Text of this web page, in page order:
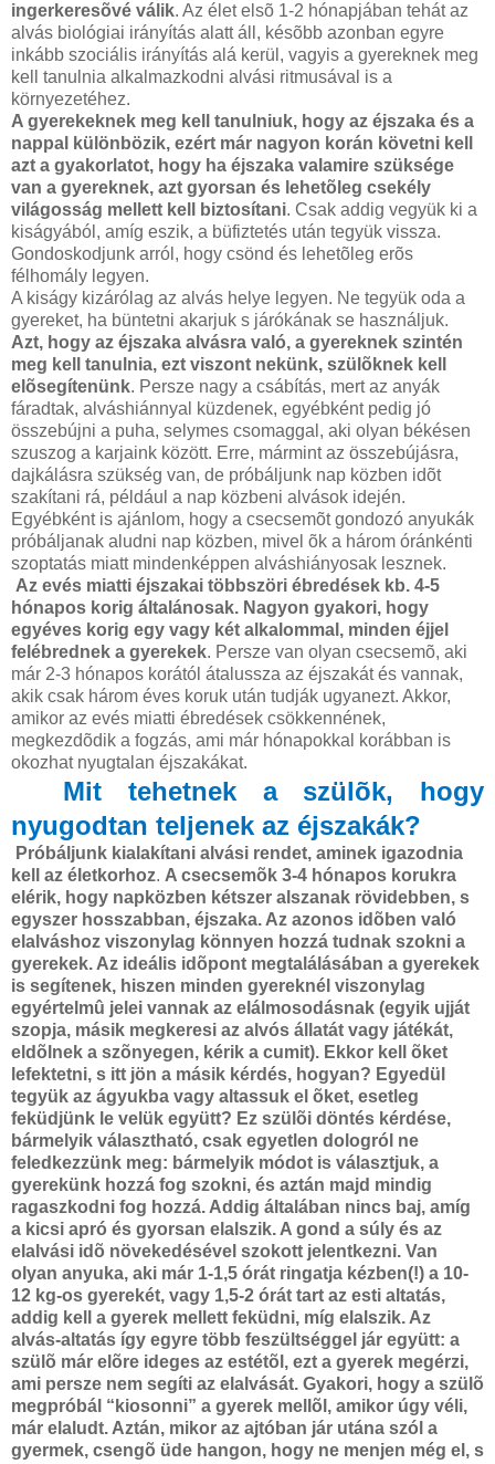
ingerkeresõvé válik. Az élet elsõ 1-2 hónapjában tehát az
alvás biológiai irányítás alatt áll, késõbb azonban egyre
inkább szociális irányítás alá kerül, vagyis a gyereknek meg
kell tanulnia alkalmazkodni alvási ritmusával is a
környezetéhez.
A gyerekeknek meg kell tanulniuk, hogy az éjszaka és a
nappal különbözik, ezért már nagyon korán követni kell
azt a gyakorlatot, hogy ha éjszaka valamire szüksége
van a gyereknek, azt gyorsan és lehetõleg csekély
világosság mellett kell biztosítani. Csak addig vegyük ki a
kiságyából, amíg eszik, a büfiztetés után tegyük vissza.
Gondoskodjunk arról, hogy csönd és lehetõleg erõs
félhomály legyen.
A kiságy kizárólag az alvás helye legyen. Ne tegyük oda a
gyereket, ha büntetni akarjuk s járókának se használjuk.
Azt, hogy az éjszaka alvásra való, a gyereknek szintén
meg kell tanulnia, ezt viszont nekünk, szülõknek kell
elõsegítenünk. Persze nagy a csábítás, mert az anyák
fáradtak, alváshiánnyal küzdenek, egyébként pedig jó
összebújni a puha, selymes csomaggal, aki olyan békésen
szuszog a karjaink között. Erre, mármint az összebújásra,
dajkálásra szükség van, de próbáljunk nap közben idõt
szakítani rá, például a nap közbeni alvások idején.
Egyébként is ajánlom, hogy a csecsemõt gondozó anyukák
próbáljanak aludni nap közben, mivel õk a három óránkénti
szoptatás miatt mindenképpen alváshiányosak lesznek.
Az evés miatti éjszakai többszöri ébredések kb. 4-5
hónapos korig általánosak. Nagyon gyakori, hogy
egyéves korig egy vagy két alkalommal, minden éjjel
felébrednek a gyerekek. Persze van olyan csecsemõ, aki
már 2-3 hónapos korától átalussza az éjszakát és vannak,
akik csak három éves koruk után tudják ugyanezt. Akkor,
amikor az evés miatti ébredések csökkennének,
megkezdõdik a fogzás, ami már hónapokkal korábban is
okozhat nyugtalan éjszakákat.
Mit tehetnek a szülõk, hogy
nyugodtan teljenek az éjszakák?
Próbáljunk kialakítani alvási rendet, aminek igazodnia
kell az életkorhoz. A csecsemõk 3-4 hónapos korukra
elérik, hogy napközben kétszer alszanak rövidebben, s
egyszer hosszabban, éjszaka. Az azonos idõben való
elalváshoz viszonylag könnyen hozzá tudnak szokni a
gyerekek. Az ideális idõpont megtalálásában a gyerekek
is segítenek, hiszen minden gyereknél viszonylag
egyértelmû jelei vannak az elálmosodásnak (egyik ujját
szopja, másik megkeresi az alvós állatát vagy játékát,
eldõlnek a szõnyegen, kérik a cumit). Ekkor kell õket
lefektetni, s itt jön a másik kérdés, hogyan? Egyedül
tegyük az ágyukba vagy altassuk el õket, esetleg
feküdjünk le velük együtt? Ez szülõi döntés kérdése,
bármelyik választható, csak egyetlen dologról ne
feledkezzünk meg: bármelyik módot is választjuk, a
gyerekünk hozzá fog szokni, és aztán majd mindig
ragaszkodni fog hozzá. Addig általában nincs baj, amíg
a kicsi apró és gyorsan elalszik. A gond a súly és az
elalvási idõ növekedésével szokott jelentkezni. Van
olyan anyuka, aki már 1-1,5 órát ringatja kézben(!) a 10-
12 kg-os gyerekét, vagy 1,5-2 órát tart az esti altatás,
addig kell a gyerek mellett feküdni, míg elalszik. Az
alvás-altatás így egyre több feszültséggel jár együtt: a
szülõ már elõre ideges az estétõl, ezt a gyerek megérzi,
ami persze nem segíti az elalvását. Gyakori, hogy a szülõ
megpróbál “kiosonni” a gyerek mellõl, amikor úgy véli,
már elaludt. Aztán, mikor az ajtóban jár utána szól a
gyermek, csengõ üde hangon, hogy ne menjen még el, s